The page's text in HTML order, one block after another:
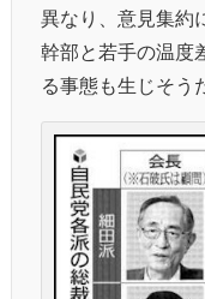
異なり、意見集約
幹部と若手の温度
る事態も生じそう